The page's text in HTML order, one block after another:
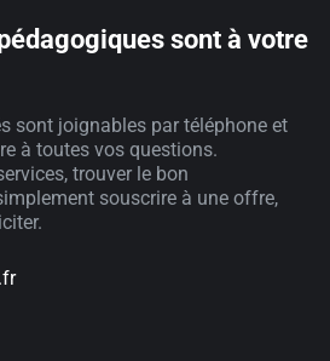
sont à votre
sont joignables par téléphone et
à toutes vos questions.
trouver le bon
souscrire à une offre,